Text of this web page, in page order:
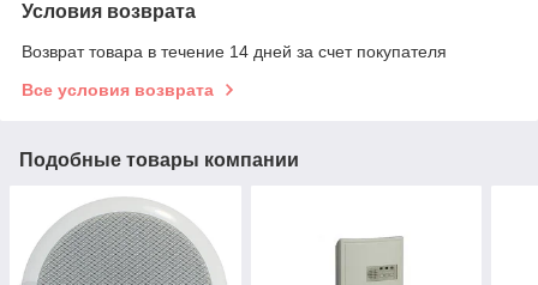
Условия возврата
Возврат товара в течение 14 дней за счет покупателя
Все условия возврата
Подобные товары компании